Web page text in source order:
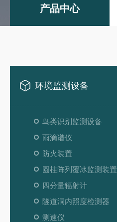
产品中心
环境监测设备
鸟类识别监测设备
雨滴谱仪
防火装置
圆柱阵列覆冰监测装置
四分量辐射计
隧道洞内照度检测器
测速仪